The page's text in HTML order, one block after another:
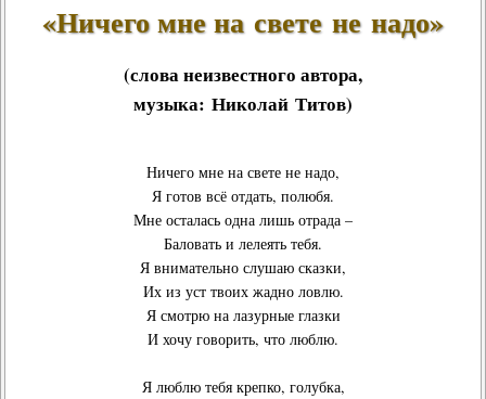
«Ничего мне на свете не надо»
(слова неизвестного автора,
музыка: Николай Титов)
Ничего мне на свете не надо,
Я готов всё отдать, полюбя.
Мне осталась одна лишь отрада –
Баловать и лелеять тебя.
Я внимательно слушаю сказки,
Их из уст твоих жадно ловлю.
Я смотрю на лазурные глазки
И хочу говорить, что люблю.
Я люблю тебя крепко, голубка,